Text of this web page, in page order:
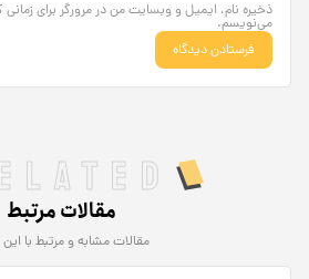
ذخیره نام، ایمیل و وبسایت من در مرورگر برای زمانی
می‌نویسم.
مقالات مرتبط
مقالات مشابه و مرتبط با این